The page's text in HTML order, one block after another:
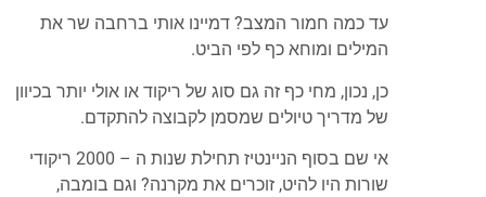
עד כמה חמור המצב? דמיינו אותי ברחבה שר את
המילים ומוחא כף לפי הביט.
כן, נכון, מחי כף זה גם סוג של ריקוד או אולי יותר בכיוון
של מדריך טיולים שמסמן לקבוצה להתקדם.
אי שם בסוף הניינטיז תחילת שנות ה – 2000 ריקודי
שורות היו להיט, זוכרים את מקרנה? וגם בומבה,